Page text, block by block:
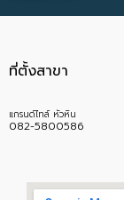
ที่ตั้งสาขา
แกรนด์ไทล์ หัวหิน
082-5800586